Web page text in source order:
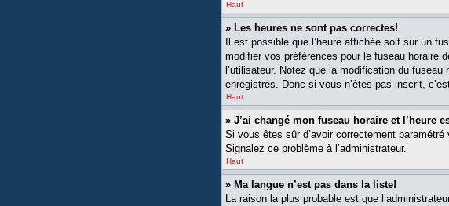
Haut
» Les heures ne sont pas correctes!
Il est possible que l’heure affichée soit sur un
modifier vos préférences pour le fuseau horaire
l’utilisateur. Notez que la modification du
enregistrés. Donc si vous n’êtes pas inscrit,
Haut
» J’ai changé mon fuseau horaire et l’heure
Si vous êtes sûr d’avoir correctement
Signalez ce problème à l’administrateur.
Haut
» Ma langue n’est pas dans la liste!
La raison la plus probable est que